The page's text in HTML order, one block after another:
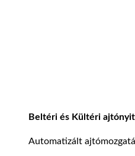
Beltéri és Kültéri
Automatizált